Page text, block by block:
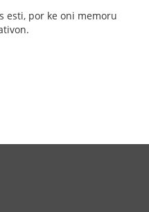
esti, por ke oni memoru